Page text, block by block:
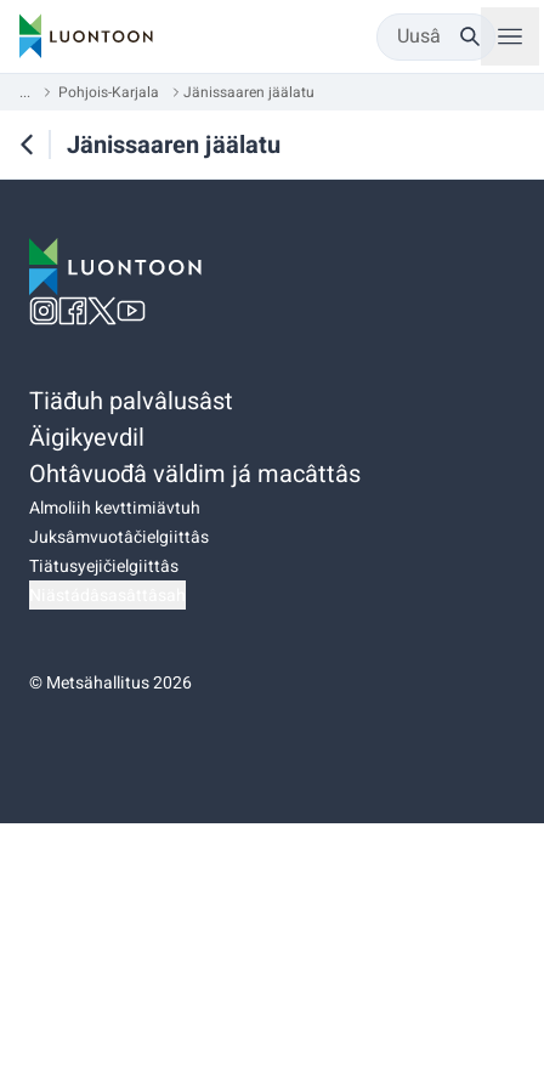
Uusâ
... Pohjois-Karjala Jänissaaren jäälatu
Jänissaaren jäälatu
Tiäđuh palvâlusâst
Äigikyevdil
Ohtâvuođâ väldim já macâttâs
Almoliih kevttimiävtuh
Juksâmvuotâčielgiittâs
Tiätusyejičielgiittâs
©Metsähallitus 2026